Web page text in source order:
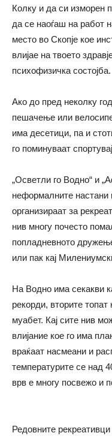
Колку и да си изморен
да се наоѓаш на работ
место во Скопје кое
влијае на твоето
психофизичка состојба.
Ако до пред неколку
пешачење или
има десетици, па и
го поминуваат
„Осветли го Водно“ и
неформалните настани
организираат за
нив многу почесто
попладневното
или пак кај
На Водно има секакви
рекорди, вторите
муабет. Кај сите нив
влијание кое го има
враќаат насмеани и
температурите се над
врв е многу посвежо и
Редовните